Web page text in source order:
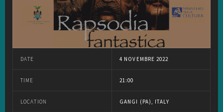
DATE 4 NOVEMBRE 2022
TIME 21:00
LOCATION GANGI (PA), ITALY